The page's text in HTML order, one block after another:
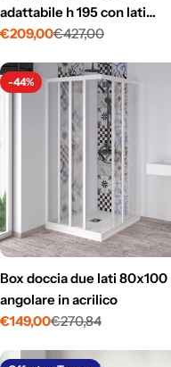
adattabile h 195 con lati
scorrevoli
Prezzo
vendita
€209,00
Prezzo €427,00
-44%
Box doccia due lati 80x100
angolare in acrilico
Prezzo
vendita
€149,00
Prezzo €270,84